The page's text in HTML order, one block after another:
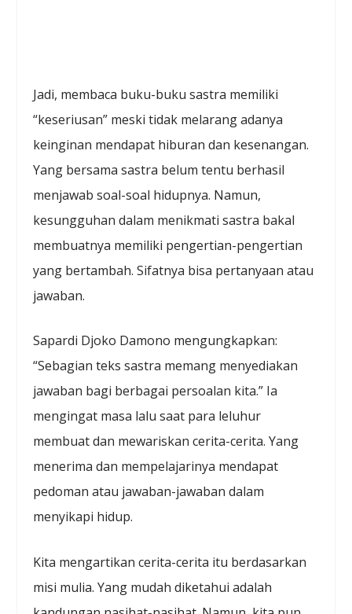
Jadi, membaca buku-buku sastra memiliki
“keseriusan” meski tidak melarang adanya
keinginan mendapat hiburan dan kesenangan.
Yang bersama sastra belum tentu berhasil
menjawab soal-soal hidupnya. Namun,
kesungguhan dalam menikmati sastra bakal
membuatnya memiliki pengertian-pengertian
yang bertambah. Sifatnya bisa pertanyaan atau
jawaban.
Sapardi Djoko Damono mengungkapkan:
“Sebagian teks sastra memang menyediakan
jawaban bagi berbagai persoalan kita.” Ia
mengingat masa lalu saat para leluhur
membuat dan mewariskan cerita-cerita. Yang
menerima dan mempelajarinya mendapat
pedoman atau jawaban-jawaban dalam
menyikapi hidup.
Kita mengartikan cerita-cerita itu berdasarkan
misi mulia. Yang mudah diketahui adalah